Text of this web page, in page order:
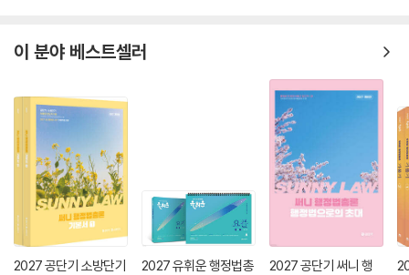
이 분야 베스트셀러
2027 공단기 소방단기
2027 유휘운 행정법총
2027 공단기 써니 행